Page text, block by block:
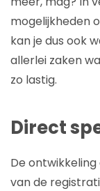
mogelijkheden
kan je dus ook
allerlei zaken
zo lastig.
Direct
De
van de